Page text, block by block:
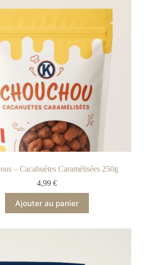
– Cacahuètes Caramélisées 250g
4,99 €
Ajouter au panier